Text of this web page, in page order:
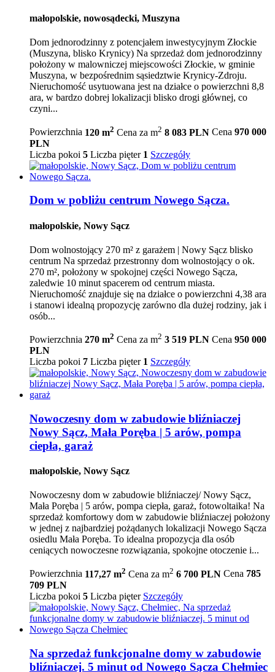
małopolskie, nowosądecki, Muszyna
Dom jednorodzinny z potencjałem inwestycyjnym Złockie
(Muszyna, blisko Krynicy) Na sprzedaż dom jednorodzinny
położony w malowniczej miejscowości Złockie, w gminie
Muszyna, w bezpośrednim sąsiedztwie Krynicy-Zdroju.
Nieruchomość usytuowana jest na działce o powierzchni 8,8
ara, w bardzo dobrej lokalizacji blisko drogi głównej, co
czyni...
Powierzchnia 120 m2 Cena za m2 8 083 PLN Cena 970 000
PLN
Liczba pokoi 5 Liczba pięter 1 Szczegóły
Dom w pobliżu centrum Nowego Sącza.
małopolskie, Nowy Sącz
Dom wolnostojący 270 m² z garażem | Nowy Sącz blisko
centrum Na sprzedaż przestronny dom wolnostojący o ok.
270 m², położony w spokojnej części Nowego Sącza,
zaledwie 10 minut spacerem od centrum miasta.
Nieruchomość znajduje się na działce o powierzchni 4,38 ara
i stanowi idealną propozycję zarówno dla dużej rodziny, jak i
osób...
Powierzchnia 270 m2 Cena za m2 3 519 PLN Cena 950 000
PLN
Liczba pokoi 7 Liczba pięter 1 Szczegóły
Nowoczesny dom w zabudowie bliźniaczej
Nowy Sącz, Mała Poręba | 5 arów, pompa
ciepła, garaż
małopolskie, Nowy Sącz
Nowoczesny dom w zabudowie bliźniaczej/ Nowy Sącz,
Mała Poręba | 5 arów, pompa ciepła, garaż, fotowoltaika! Na
sprzedaż komfortowy dom w zabudowie bliźniaczej położony
w jednej z najbardziej pożądanych lokalizacji Nowego Sącza
osiedlu Mała Poręba. To idealna propozycja dla osób
ceniących nowoczesne rozwiązania, spokojne otoczenie i...
Powierzchnia 117,27 m2 Cena za m2 6 700 PLN Cena 785
709 PLN
Liczba pokoi 5 Liczba pięter Szczegóły
Na sprzedaż funkcjonalne domy w zabudowie
bliźniaczej. 5 minut od Nowego Sącza Chełmiec